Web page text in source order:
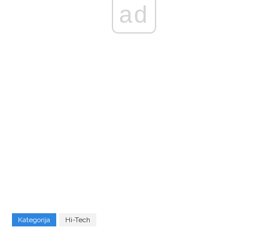
ad
Kategorija Hi-Tech